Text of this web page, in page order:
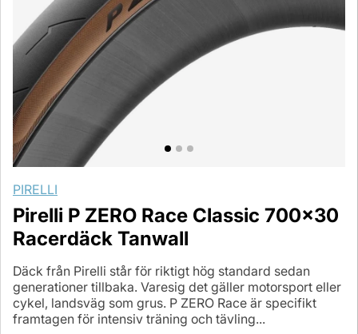
PIRELLI
Pirelli P ZERO Race Classic 700x30
Racerdäck Tanwall
Däck från Pirelli står för riktigt hög standard sedan
generationer tillbaka. Varesig det gäller motorsport eller
cykel, landsväg som grus. P ZERO Race är specifikt
framtagen för intensiv träning och tävling...